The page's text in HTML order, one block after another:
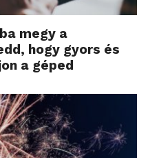
megy a
hogy gyors és
a géped